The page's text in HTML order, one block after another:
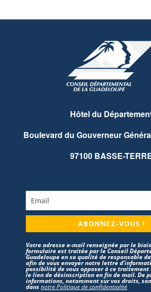
Hôtel du
Boulevard du Gouverneur
97100 BASSE-
ABONNEZ-VOUS !
Votre adresse e-mail renseignée par le
formulaire est traitée par le Conseil
Guadeloupe en sa qualité de responsable
afin de vous envoyer notre lettre
possibilité de vous opposer à ce
le lien de désinscription en fin de mail. De
informations, notamment sur vos droits,
dansnotre Politique de confidentialité